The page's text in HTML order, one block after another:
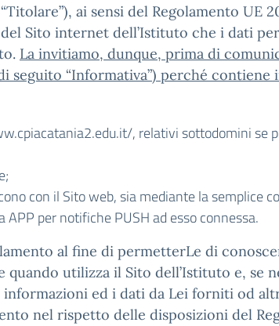
ai sensi del Regolamento UE
Sito internet dell’Istituto che i dati
La invitiamo, dunque, prima di
seguito “Informativa”) perché
, relativi sottodomini se
con il Sito web, sia mediante la semplice
per notifiche PUSH ad esso connessa.
al fine di permetterLe di
utilizza il Sito dell’Istituto e, se
ed i dati da Lei forniti od
nel rispetto delle disposizioni del